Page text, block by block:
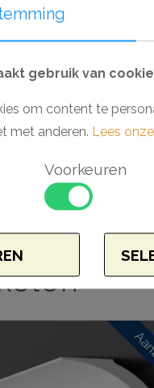
-
-
-
gebruik van
om content te
met anderen. Lees
Voorkeuren